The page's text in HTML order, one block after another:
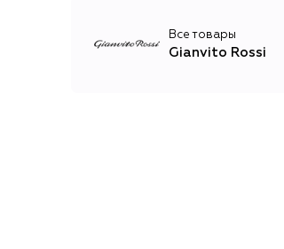
Все товары
Gianvito Rossi